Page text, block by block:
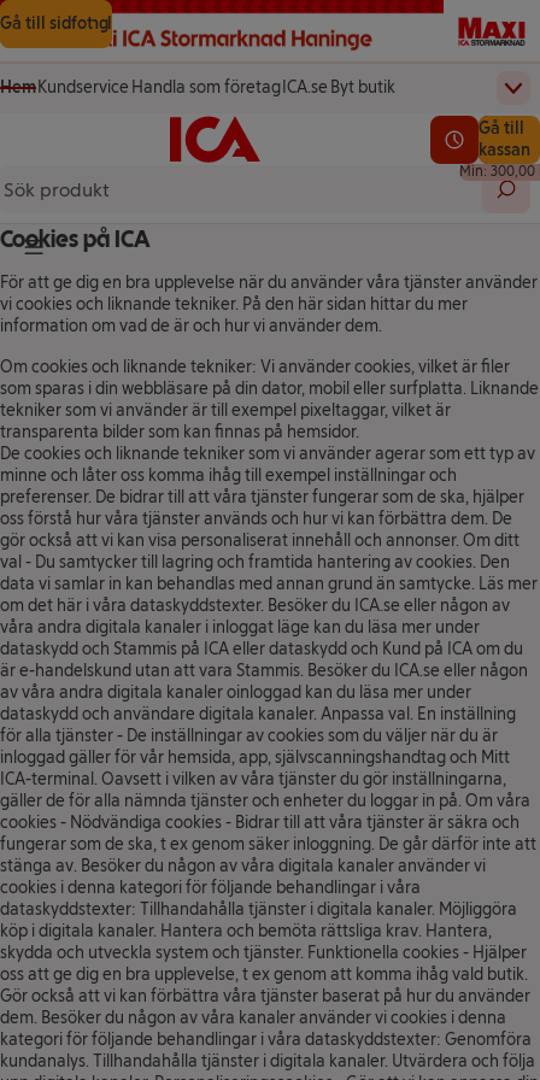
Gå till innehåll
Gå till sökning
Gå till sidfot
HemKundservice Handla som företag ICA.se
(öppnas i ett nytt fönster)
Byt butik
(öppnas i ett nytt fönster)
Startsida
Sök
Se lediga
Gå till
kassan
Totalt
0,00 kr
Min: 300,00
Knapp för huvudmeny
Cookies på ICA
För att ge dig en bra upplevelse när du använder våra tjänster använder
vi cookies och liknande tekniker. På den här sidan hittar du mer
information om vad de är och hur vi använder dem.
Om cookies och liknande tekniker: Vi använder cookies, vilket är filer
som sparas i din webbläsare på din dator, mobil eller surfplatta. Liknande
tekniker som vi använder är till exempel pixeltaggar, vilket är
transparenta bilder som kan finnas på hemsidor.
De cookies och liknande tekniker som vi använder agerar som ett typ av
minne och låter oss komma ihåg till exempel inställningar och
preferenser. De bidrar till att våra tjänster fungerar som de ska, hjälper
oss förstå hur våra tjänster används och hur vi kan förbättra dem. De
gör också att vi kan visa personaliserat innehåll och annonser. Om ditt
val - Du samtycker till lagring och framtida hantering av cookies. Den
data vi samlar in kan behandlas med annan grund än samtycke. Läs mer
om det här i våra dataskyddstexter. Besöker du ICA.se eller någon av
våra andra digitala kanaler i inloggat läge kan du läsa mer under
dataskydd och Stammis på ICA eller dataskydd och Kund på ICA om du
är e-handelskund utan att vara Stammis. Besöker du ICA.se eller någon
av våra andra digitala kanaler oinloggad kan du läsa mer under
dataskydd och användare digitala kanaler. Anpassa val. En inställning
för alla tjänster - De inställningar av cookies som du väljer när du är
inloggad gäller för vår hemsida, app, självscanningshandtag och Mitt
ICA-terminal. Oavsett i vilken av våra tjänster du gör inställningarna,
gäller de för alla nämnda tjänster och enheter du loggar in på. Om våra
cookies - Nödvändiga cookies - Bidrar till att våra tjänster är säkra och
fungerar som de ska, t ex genom säker inloggning. De går därför inte att
stänga av. Besöker du någon av våra digitala kanaler använder vi
cookies i denna kategori för följande behandlingar i våra
dataskyddstexter: Tillhandahålla tjänster i digitala kanaler. Möjliggöra
köp i digitala kanaler. Hantera och bemöta rättsliga krav. Hantera,
skydda och utveckla system och tjänster. Funktionella cookies - Hjälper
oss att ge dig en bra upplevelse, t ex genom att komma ihåg vald butik.
Gör också att vi kan förbättra våra tjänster baserat på hur du använder
dem. Besöker du någon av våra kanaler använder vi cookies i denna
kategori för följande behandlingar i våra dataskyddstexter: Genomföra
kundanalys. Tillhandahålla tjänster i digitala kanaler. Utvärdera och följa